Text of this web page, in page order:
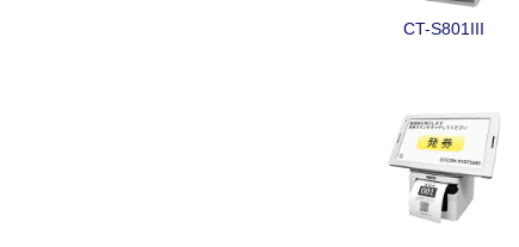
CT-S801III